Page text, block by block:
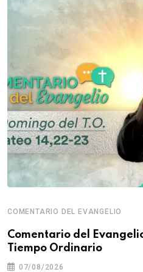
COMENTARIO DEL EVANGELIO
Comentario del
Tiempo Ordinario
07/08/2026